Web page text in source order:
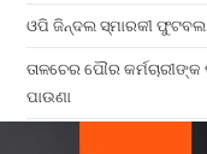
ଓପି ଜିନ୍ଦଲ ସ୍ମାରକୀ ଫୁଟବଲ
ତାଳଚେର ପୌର
ପାଉଣା